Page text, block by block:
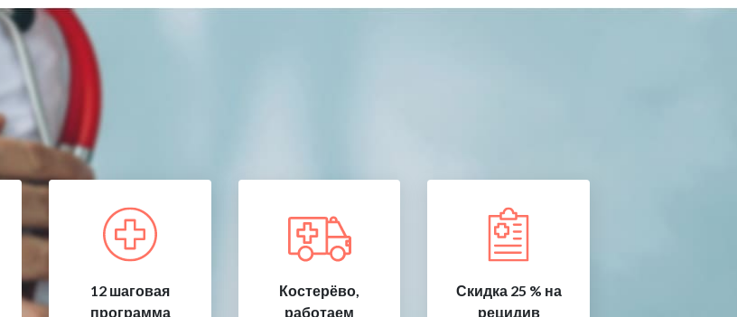
12 шаговая
программа
Костерёво,
работаем
Скидка 25 % на
рецидив